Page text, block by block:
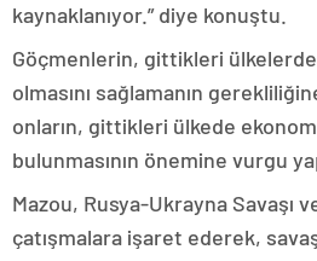
kaynaklanıyor.” diye konuştu.
Göçmenlerin, gittikleri
olmasını sağlamanın
onların, gittikleri ülkede
bulunmasının önemine vurgu
Mazou, Rusya-Ukrayna Savaşı
çatışmalara işaret ederek,